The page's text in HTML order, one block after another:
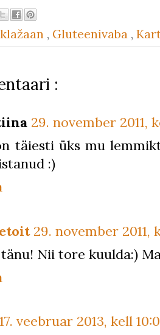
, Gluteenivaba ,
:
29. november 2011,
täiesti üks mu
:)
29. november 2011,
Nii tore kuulda:)
17. veebruar 2013, kell